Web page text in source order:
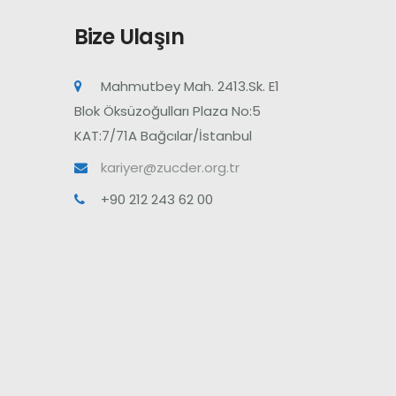
Bize Ulaşın
Mahmutbey Mah. 2413.Sk. E1
Blok Öksüzoğulları Plaza No:5
KAT:7/71A Bağcılar/İstanbul
kariyer@zucder.org.tr
+90 212 243 62 00